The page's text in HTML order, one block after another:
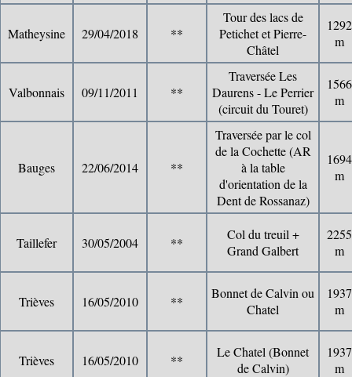
Matheysine 29/04/2018 **
Tour des lacs de
Petichet et Pierre-
Châtel
1292
m
Valbonnais 09/11/2011 **
Traversée Les
Daurens - Le Perrier
(circuit du Touret)
1566
m
Bauges 22/06/2014 **
Traversée par le col
de la Cochette (AR
à la table
d'orientation de la
Dent de Rossanaz)
1694
m
Taillefer 30/05/2004 **
Col du treuil +
Grand Galbert
2255
m
Trièves 16/05/2010 **
Bonnet de Calvin ou
Chatel
1937
m
Trièves 16/05/2010 **
Le Chatel (Bonnet
de Calvin)
1937
m